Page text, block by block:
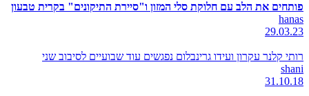
פותחים את הלב עם חלוקת סלי המזון ו"סיירת התיקונים" בקרית טבעון
hanas
29.03.23
רותי קלנר עקרון ועידו גרינבלום נפגשים עוד שבועיים לסיבוב שני
shani
31.10.18